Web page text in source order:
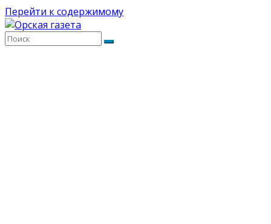
Перейти к содержимому